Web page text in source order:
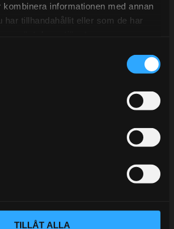
informationen med annan
har tillhandahållit eller som de har
TILLÅT ALLA